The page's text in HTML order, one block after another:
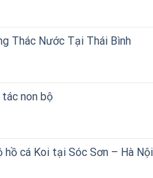
Thác Nước Tại Thái Bình
non bộ
hồ cá Koi tại Sóc Sơn – Hà Nội